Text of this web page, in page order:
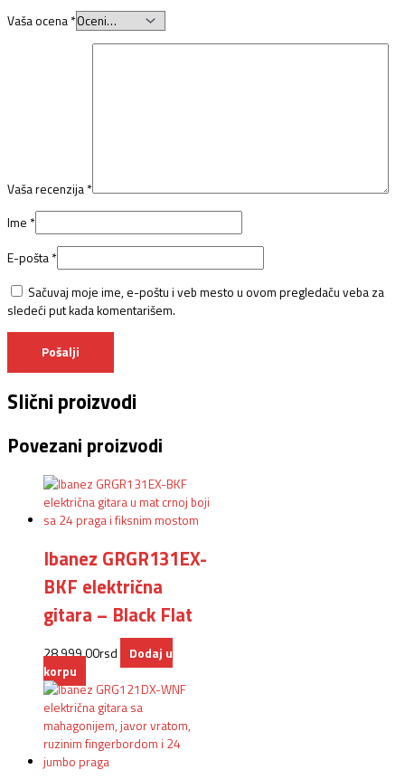
Vaša ocena *
Vaša recenzija *
Ime *
E-pošta *
Sačuvaj moje ime, e-poštu i veb mesto u ovom pregledaču veba za
sledeći put kada komentarišem.
Slični proizvodi
Povezani proizvodi
Ibanez GRGR131EX-
BKF električna
gitara – Black Flat
28.999,00rsd
Dodaj u
korpu